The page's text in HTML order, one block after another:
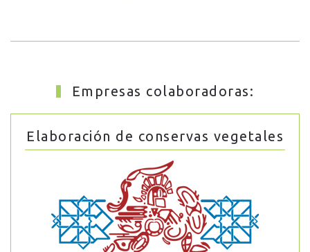
Empresas colaboradoras:
Elaboración de conservas vegetales